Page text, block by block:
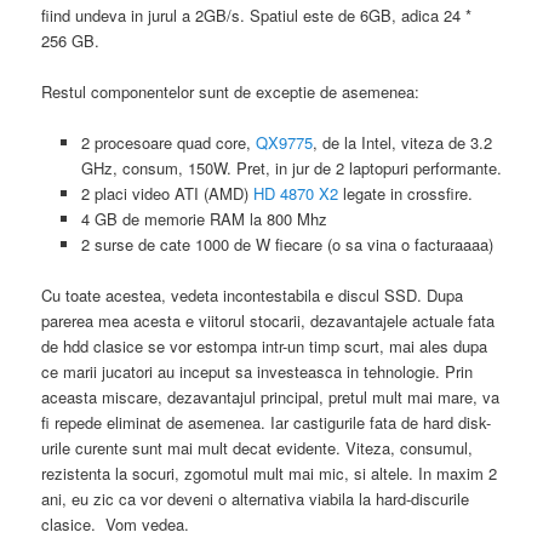
fiind undeva in jurul a 2GB/s. Spatiul este de 6GB, adica 24 *
256 GB.
Restul componentelor sunt de exceptie de asemenea:
2 procesoare quad core, QX9775, de la Intel, viteza de 3.2
GHz, consum, 150W. Pret, in jur de 2 laptopuri performante.
2 placi video ATI (AMD) HD 4870 X2legate in crossfire.
4 GB de memorie RAM la 800 Mhz
2 surse de cate 1000 de W fiecare (o sa vina o facturaaaa)
Cu toate acestea, vedeta incontestabila e discul SSD. Dupa
parerea mea acesta e viitorul stocarii, dezavantajele actuale fata
de hdd clasice se vor estompa intr-un timp scurt, mai ales dupa
ce marii jucatori au inceput sa investeasca in tehnologie. Prin
aceasta miscare, dezavantajul principal, pretul mult mai mare, va
fi repede eliminat de asemenea. Iar castigurile fata de hard disk-
urile curente sunt mai mult decat evidente. Viteza, consumul,
rezistenta la socuri, zgomotul mult mai mic, si altele. In maxim 2
ani, eu zic ca vor deveni o alternativa viabila la hard-discurile
clasice. Vom vedea.